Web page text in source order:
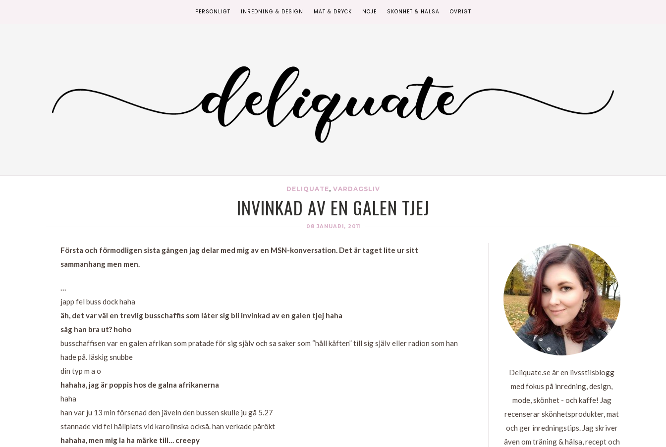
PERSONLIGT INREDNING & DESIGN MAT & DRYCK NÖJE SKÖNHET & HÄLSA ÖVRIGT
DELIQUATE, VARDAGSLIV
INVINKAD AV EN GALEN TJEJ
08 JANUARI, 2011
Första och förmodligen sista gången jag delar med mig av en MSN-konversation. Det är taget lite ur sitt
sammanhang men men.
…
japp fel buss dock haha
äh, det var väl en trevlig busschaffis som låter sig bli invinkad av en galen tjej haha
såg han bra ut? hoho
busschaffisen var en galen afrikan som pratade för sig själv och sa saker som “håll käften” till sig själv eller radion som han
hade på. läskig snubbe
din typ m a o
hahaha, jag är poppis hos de galna afrikanerna
haha
han var ju 13 min försenad den jäveln den bussen skulle ju gå 5.27
stannade vid fel hållplats vid karolinska också. han verkade pårökt
hahaha, men mig la ha märke till… creepy
Deliquate.se är en livsstilsblogg
med fokus på inredning, design,
mode, skönhet - och kaffe! Jag
recenserar skönhetsprodukter, mat
och ger inredningstips. Jag skriver
även om träning & hälsa, recept och